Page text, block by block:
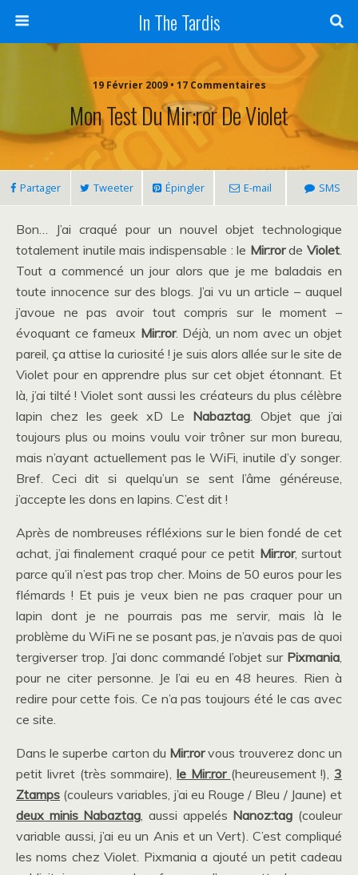
In The Tardis
19 Février 2009 • 17 Commentaires
Mon Test Du Mir:ror De Violet
Partager Tweeter Épingler E-mail SMS
Bon… J’ai craqué pour un nouvel objet technologique
totalement inutile mais indispensable : le Mir:rorde Violet.
Tout a commencé un jour alors que je me baladais en
toute innocence sur des blogs. J’ai vu un article – auquel
j’avoue ne pas avoir tout compris sur le moment –
évoquant ce fameux Mir:ror. Déjà, un nom avec un objet
pareil, ça attise la curiosité ! je suis alors allée sur le site de
Violet pour en apprendre plus sur cet objet étonnant. Et
là, j’ai tilté ! Violet sont aussi les créateurs du plus célèbre
lapin chez les geek xD Le Nabaztag. Objet que j’ai
toujours plus ou moins voulu voir trôner sur mon bureau,
mais n’ayant actuellement pas le WiFi, inutile d’y songer.
Bref. Ceci dit si quelqu’un se sent l’âme généreuse,
j’accepte les dons en lapins. C’est dit !
Après de nombreuses réfléxions sur le bien fondé de cet
achat, j’ai finalement craqué pour ce petit Mir:ror, surtout
parce qu’il n’est pas trop cher. Moins de 50 euros pour les
flémards ! Et puis je veux bien ne pas craquer pour un
lapin dont je ne pourrais pas me servir, mais là le
problème du WiFi ne se posant pas, je n’avais pas de quoi
tergiverser trop. J’ai donc commandé l’objet sur Pixmania,
pour ne citer personne. Je l’ai eu en 48 heures. Rien à
redire pour cette fois. Ce n’a pas toujours été le cas avec
ce site.
Dans le superbe carton du Mir:rorvous trouverez donc un
petit livret (très sommaire), le Mir:ror (heureusement !), 3
Ztamps (couleurs variables, j’ai eu Rouge / Bleu / Jaune) et
deux minis Nabaztag, aussi appelés Nanoz:tag (couleur
variable aussi, j’ai eu un Anis et un Vert). C’est compliqué
les noms chez Violet. Pixmania a ajouté un petit cadeau